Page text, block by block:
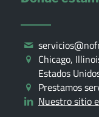
Chicago,
Estados
Prestamos
Nuestro sitio